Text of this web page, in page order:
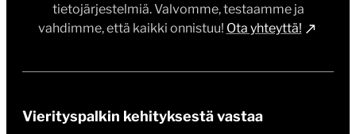
tietojärjestelmiä. Valvomme, testaamme ja
vahdimme, että kaikki onnistuu! Ota yhteyttä!
Vierityspalkin kehityksestä vastaa